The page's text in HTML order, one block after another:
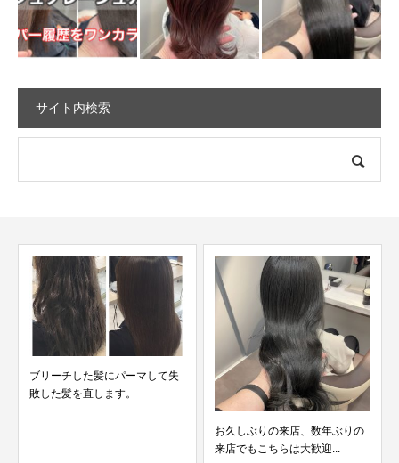
サイト内検索
ブリーチなしで染めたブルーア
ッシュカラーを明るさ別...